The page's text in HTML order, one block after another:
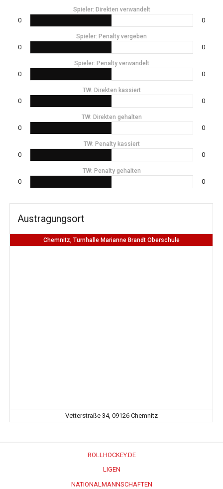
Spieler: Direkten verwandelt
0 0
Spieler: Penalty vergeben
0 0
Spieler: Penalty verwandelt
0 0
TW: Direkten kassiert
0 0
TW: Direkten gehalten
0 0
TW: Penalty kassiert
0 0
TW: Penalty gehalten
0 0
Austragungsort
Chemnitz, Turnhalle Marianne Brandt Oberschule
Vetterstraße 34, 09126 Chemnitz
ROLLHOCKEY.DE
LIGEN
NATIONALMANNSCHAFTEN